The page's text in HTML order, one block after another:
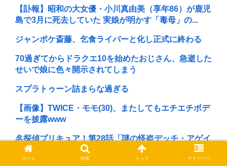
【訃報】昭和の大女優・小川真由美（享年86）が鹿児
島で3月に死去していた 実娘が明かす「毒母」の...
ジャンポケ斎藤、乞食ライバーと化し正式に終わる
70過ぎてからドラクエ10を始めたおじさん、急逝した
せいで娘に色々開示されてしまう
スプラトゥーン詰まらな過ぎる
【画像】TWICE・モモ(30)、またしてもエチエチボデ
ーを披露www
名探偵プリキュア！第28話「謎の怪盗デッチ・アゲイ
ン」
ホーム 検索 トップ サイドバー